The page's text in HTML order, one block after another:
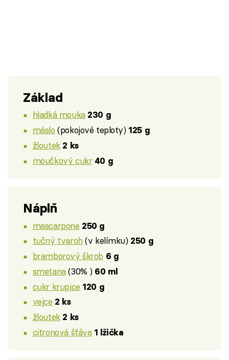
Základ
hladká mouka 230 g
máslo (pokojové teploty) 125 g
žloutek 2 ks
moučkový cukr 40 g
Náplň
mascarpone 250 g
tučný tvaroh(v kelímku) 250 g
bramborový škrob 6 g
smetana(30% ) 60 ml
cukr krupice 120 g
vejce 2 ks
žloutek 2 ks
citronová šťáva 1 lžička